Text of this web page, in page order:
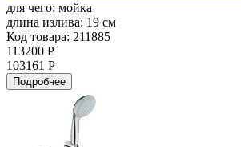
для чего: мойка
длина излива: 19 см
Код товара: 211885
113200 Р
103161 Р
Подробнее